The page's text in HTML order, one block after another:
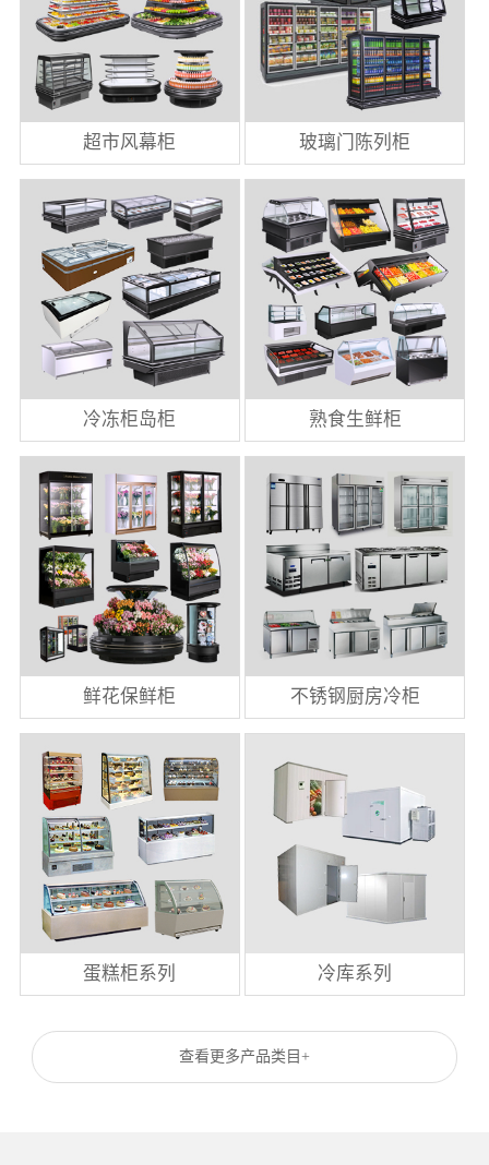
超市风幕柜 玻璃门陈列柜
冷冻柜岛柜 熟食生鲜柜
鲜花保鲜柜 不锈钢厨房冷柜
蛋糕柜系列 冷库系列
查看更多产品类目+